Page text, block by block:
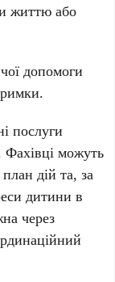
життю або
допомоги
послуги
можуть
дій та, за
дитини в
через